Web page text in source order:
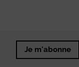
Je m'abonne